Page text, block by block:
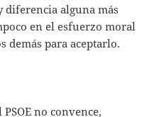
diferencia alguna más
en el esfuerzo moral
demás para aceptarlo.
no convence,